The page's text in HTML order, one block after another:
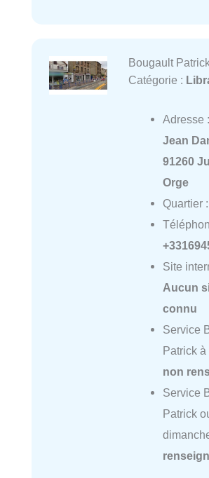
Bougault
Catégorie :
Adresse :
Jean
91260
Orge
Quartier :
Site
Aucun
connu
Service
Patrick
non
Service
Patrick